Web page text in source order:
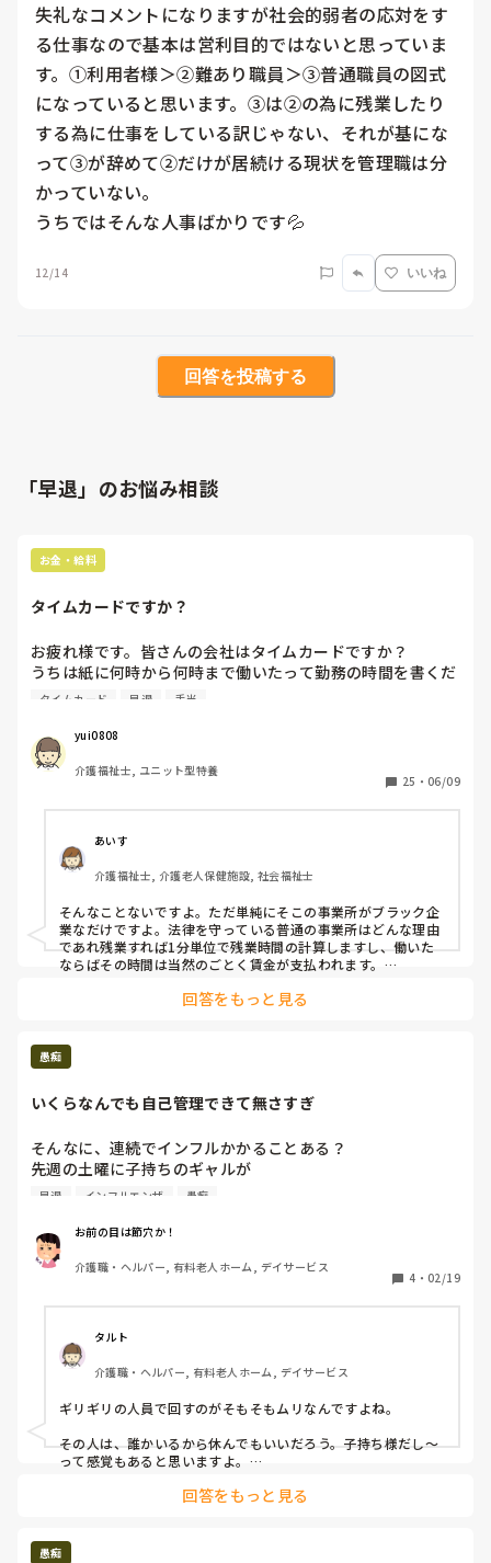
失礼なコメントになりますが社会的弱者の応対をす
る仕事なので基本は営利目的ではないと思っていま
す。①利用者様＞②難あり職員＞③普通職員の図式
になっていると思います。③は②の為に残業したり
する為に仕事をしている訳じゃない、それが基にな
って③が辞めて②だけが居続ける現状を管理職は分
かっていない。
うちではそんな人事ばかりです💦
12/14 いいね
回答を投稿する
「早退」のお悩み相談
お金・給料
タイムカードですか？
お疲れ様です。皆さんの会社はタイムカードですか？
うちは紙に何時から何時まで働いたって勤務の時間を書くだ
けなんですが、
自分の仕事が終わらなくて残業になったりすると、残業手当
は出ないので、タイムカードだと色々と面倒なのでしょう
か…。
数時間働いてて子供が熱が出たから早退しないといけない時
など、数時間働いたことは無しになって自分の有給を半日分
使うことになりますし。
介護業界ってこんなもんですかね？
タイムカード 早退 手当
yui0808
介護福祉士, ユニット型特養
25 ・ 06/09
あいす
介護福祉士, 介護老人保健施設, 社会福祉士
そんなことないですよ。ただ単純にそこの事業所がブラック企
業なだけですよ。法律を守っている普通の事業所はどんな理由
であれ残業すれば1分単位で残業時間の計算しますし、働いた
ならばその時間は当然のごとく賃金が支払われます。
と思います。例えば施設の入り口に置いておけばいいだけで
ってきてるのではないかなとは思います。
回答をもっと見る
愚痴
いくらなんでも自己管理できて無さすぎ
そんなに、連続でインフルかかることある？
先週の土曜に子持ちのギャルが
子供が熱出たと、、職場に学校から連絡があり早退
ます(  '-' )
この人この前もインフルとかで
そんなに連チャンでかかるものなのか？
ただでさえの人手不足
人数が足りないてことで入浴も中止になったりします……
そしてこんな時に
早退 インフルエンザ 愚痴
お前の目は節穴か！
介護職・ヘルパー, 有料老人ホーム, デイサービス
4 ・ 02/19
タルト
介護職・ヘルパー, 有料老人ホーム, デイサービス
ギリギリの人員で回すのがそもそもムリなんですよね。
その人は、誰かいるから休んでもいいだろう。子持ち様だし〜
って感覚もあると思いますよ。
どう本気度が違うとそうなるのか分かりませんけど😅
回答をもっと見る
愚痴